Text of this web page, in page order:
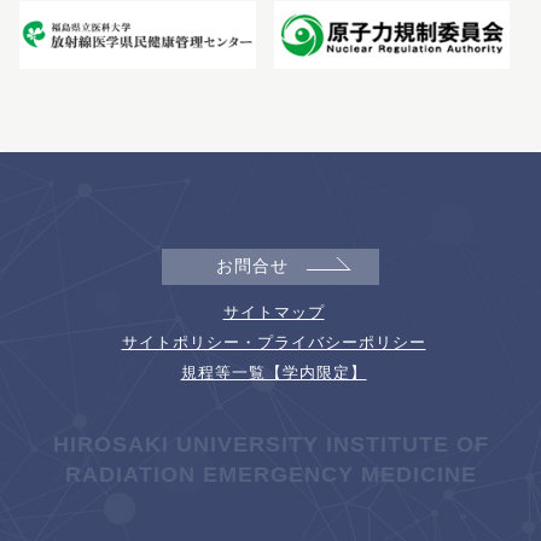
お問合せ
サイトマップ
サイトポリシー・プライバシーポリシー
規程等一覧【学内限定】
HIROSAKI UNIVERSITY INSTITUTE OF
RADIATION EMERGENCY MEDICINE